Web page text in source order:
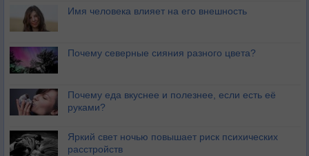
Имя человека влияет на его внешность
Почему северные сияния разного цвета?
Почему еда вкуснее и полезнее, если есть её
руками?
Яркий свет ночью повышает риск психических
расстройств